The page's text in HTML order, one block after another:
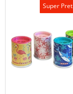
Super Pret